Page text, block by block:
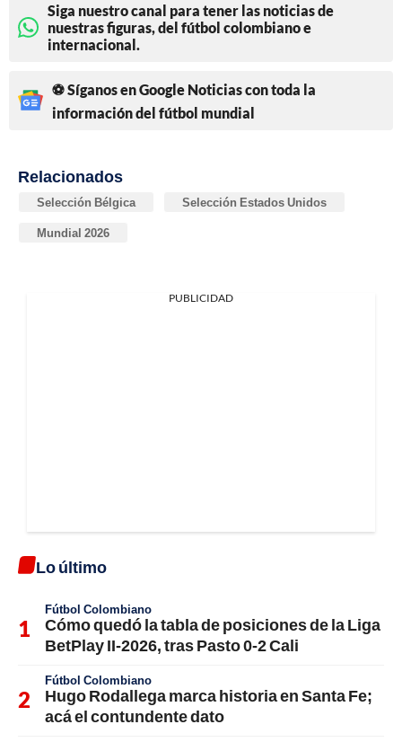
Siga nuestro canal para tener las noticias de
nuestras figuras, del fútbol colombiano e
internacional.
⚽ Síganos en Google Noticias con toda la
información del fútbol mundial
Relacionados
Selección Bélgica Selección Estados Unidos
Mundial 2026
PUBLICIDAD
Lo último
Fútbol Colombiano
Cómo quedó la tabla de posiciones de la Liga
BetPlay II-2026, tras Pasto 0-2 Cali
Fútbol Colombiano
Hugo Rodallega marca historia en Santa Fe;
acá el contundente dato